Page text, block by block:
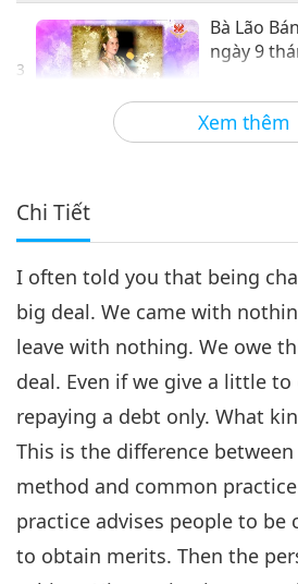
Xem thêm
3
Bà Lão
ngày 9
Giữa Thầy và Trò
4
31:19
Giữa Thầy và Trò
Chi Tiết
I often told you that being
big deal. We came with
leave with nothing. We owe
deal. Even if we give a little to
repaying a debt only. What
This is the difference
method and common
practice advises people to be
to obtain merits. Then the